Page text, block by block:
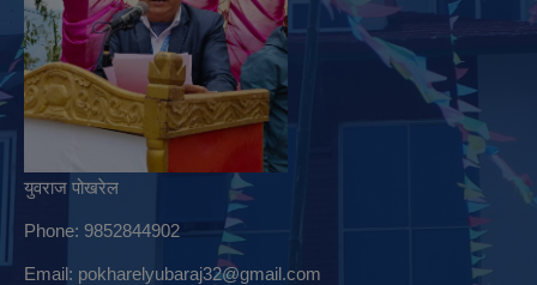
युवराज पोखरेल
Phone: 9852844902
Email: pokharelyubaraj32@gmail.com